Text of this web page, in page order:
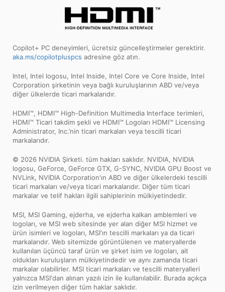
Copilot+ PC deneyimleri, ücretsiz güncelleştirmeler gerektirir.
aka.ms/copilotpluspcs adresine göz atın.
Intel, Intel logosu, Intel Inside, Intel Core ve Core Inside, Intel
Corporation şirketinin veya bağlı kuruluşlarının ABD ve/veya
diğer ülkelerde ticari markalarıdır.
HDMI™, HDMI™ High-Definition Multimedia Interface terimleri,
HDMI™ Ticari takdim şekli ve HDMI™ Logoları HDMI™ Licensing
Administrator, Inc.’nin ticari markaları veya tescilli ticari
markalarıdır.
© 2026 NVIDIA Şirketi. tüm hakları saklıdır. NVIDIA, NVIDIA
logosu, GeForce, GeForce GTX, G-SYNC, NVIDIA GPU Boost ve
NVLink, NVIDIA Corporation'ın ABD ve diğer ülkelerdeki tescilli
ticari markaları ve/veya ticari markalarıdır. Diğer tüm ticari
markalar ve telif hakları ilgili sahiplerinin mülkiyetindedir.
MSI, MSI Gaming, ejderha, ve ejderha kalkan amblemleri ve
logoları, ve MSI web sitesinde yer alan diğer MSI hizmet ve
ürün isimleri ve logoları, MSI'ın tescilli markaları ya da ticari
markalarıdır. Web sitemizde görüntülenen ve materyallerde
kullanılan üçüncü taraf ürün ve şirket isim ve logoları, ait
oldukları kuruluşların mülkiyetindedir ve aynı zamanda ticari
markalar olabilirler. MSI ticari markaları ve tescilli materyalleri
yalnızca MSI'dan alınan yazılı izin ile kullanılabilir. Burada açıkça
izin verilmeyen diğer tüm haklar saklıdır.